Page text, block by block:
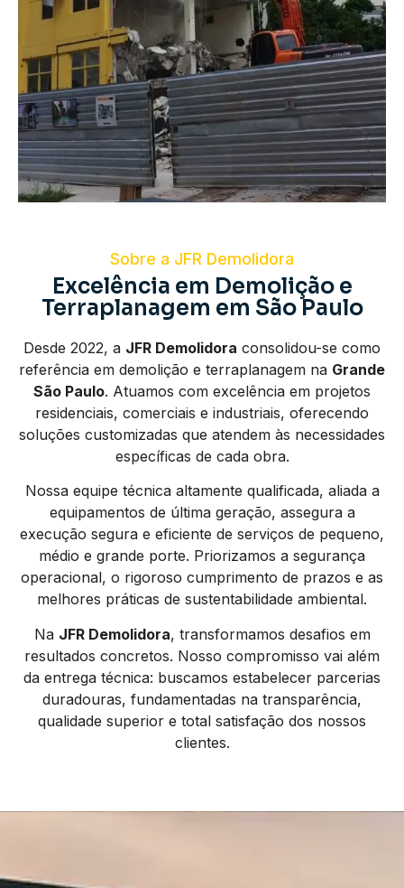
Sobre a JFR Demolidora
Excelência em Demolição e
Terraplanagem em São Paulo
Desde 2022, a JFR Demolidora consolidou-se como
referência em demolição e terraplanagem na Grande
São Paulo. Atuamos com excelência em projetos
residenciais, comerciais e industriais, oferecendo
soluções customizadas que atendem às necessidades
específicas de cada obra.
Nossa equipe técnica altamente qualificada, aliada a
equipamentos de última geração, assegura a
execução segura e eficiente de serviços de pequeno,
médio e grande porte. Priorizamos a segurança
operacional, o rigoroso cumprimento de prazos e as
melhores práticas de sustentabilidade ambiental.
Na JFR Demolidora, transformamos desafios em
resultados concretos. Nosso compromisso vai além
da entrega técnica: buscamos estabelecer parcerias
duradouras, fundamentadas na transparência,
qualidade superior e total satisfação dos nossos
clientes.